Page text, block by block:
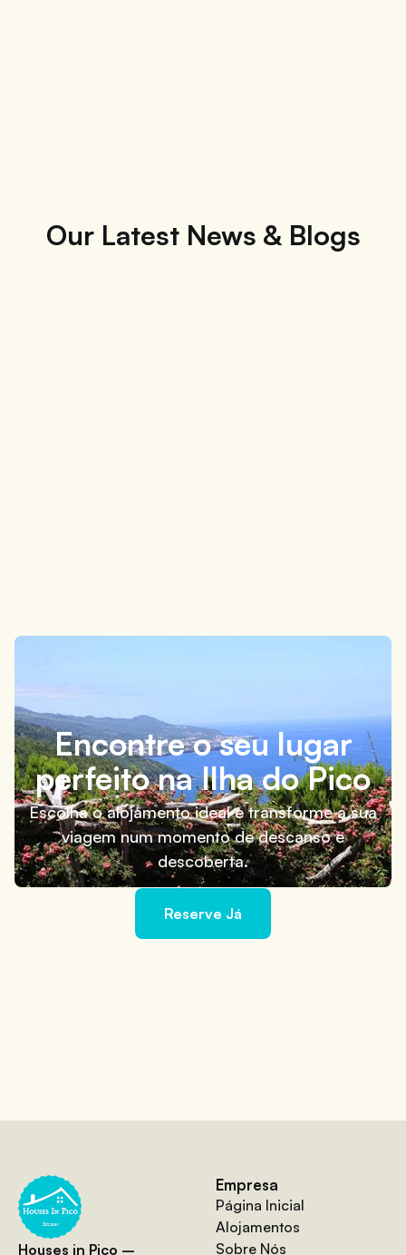
Our Latest News & Blogs
Encontre o seu lugar
perfeito na Ilha do Pico
Escolha o alojamento ideal e transforme a sua
viagem num momento de descanso e
descoberta.
Reserve Já
Houses in Pico –
Empresa
Página Inicial
Alojamentos
Sobre Nós